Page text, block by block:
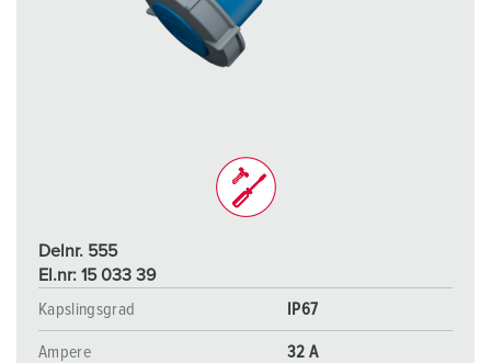
Delnr. 555
El.nr: 15 033 39
Kapslingsgrad
IP67
Ampere 32 A